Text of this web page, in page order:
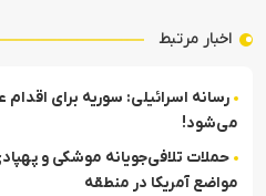
اخبار مرتبط
رسانه اسرائیلی: سوریه برای اقدام
می‌شود!
حملات تلافی‌جویانه موشکی و
مواضع آمریکا در منطقه